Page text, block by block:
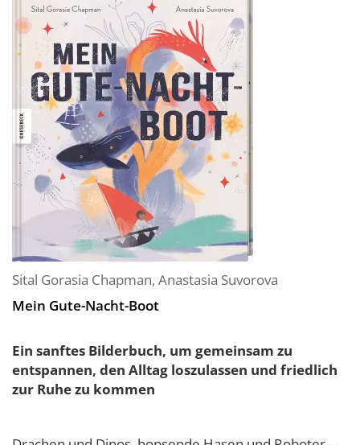
Sital Gorasia Chapman, Anastasia Suvorova
Mein Gute-Nacht-Boot
Ein sanftes Bilderbuch, um gemeinsam zu
entspannen, den Alltag loszulassen und friedlich
zur Ruhe zu kommen